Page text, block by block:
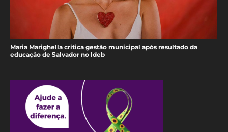
Maria Marighella critica gestão municipal após resultado da
educação de Salvador no Ideb